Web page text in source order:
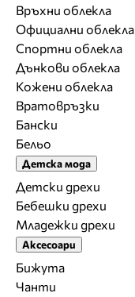
Връхни облекла
Официални облекла
Спортни облекла
Дънкови облекла
Кожени облекла
Вратовръзки
Бански
Бельо
Детска мода
Детски дрехи
Бебешки дрехи
Младежки дрехи
Аксесоари
Бижута
Чанти